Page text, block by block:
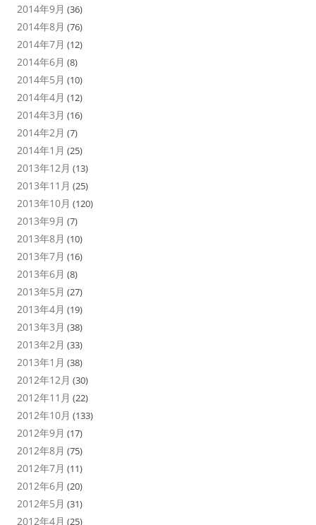
2014年9月 (36)
2014年8月 (76)
2014年7月 (12)
2014年6月 (8)
2014年5月 (10)
2014年4月 (12)
2014年3月 (16)
2014年2月 (7)
2014年1月 (25)
2013年12月 (13)
2013年11月 (25)
2013年10月 (120)
2013年9月 (7)
2013年8月 (10)
2013年7月 (16)
2013年6月 (8)
2013年5月 (27)
2013年4月 (19)
2013年3月 (38)
2013年2月 (33)
2013年1月 (38)
2012年12月 (30)
2012年11月 (22)
2012年10月 (133)
2012年9月 (17)
2012年8月 (75)
2012年7月 (11)
2012年6月 (20)
2012年5月 (31)
2012年4月 (25)